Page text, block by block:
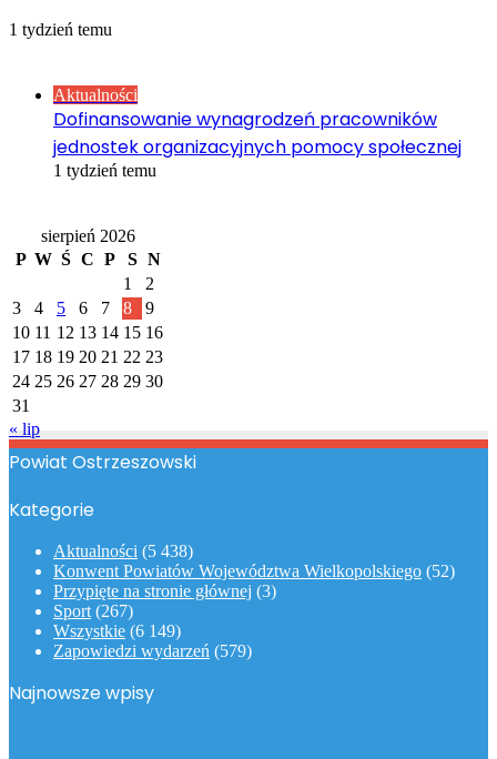
1 tydzień temu
Aktualności
Dofinansowanie wynagrodzeń pracowników
jednostek organizacyjnych pomocy społecznej
1 tydzień temu
sierpień 2026
P W Ś C P S N
1
2
3
4 5 6 7 8
9
10 11 12 13 14 15 16
17 18 19 20 21 22 23
24 25 26 27 28 29 30
31
« lip
Powiat Ostrzeszowski
Kategorie
Aktualności (5 438)
Konwent Powiatów Województwa Wielkopolskiego (52)
Przypięte na stronie głównej (3)
Sport (267)
Wszystkie (6 149)
Zapowiedzi wydarzeń (579)
Najnowsze wpisy